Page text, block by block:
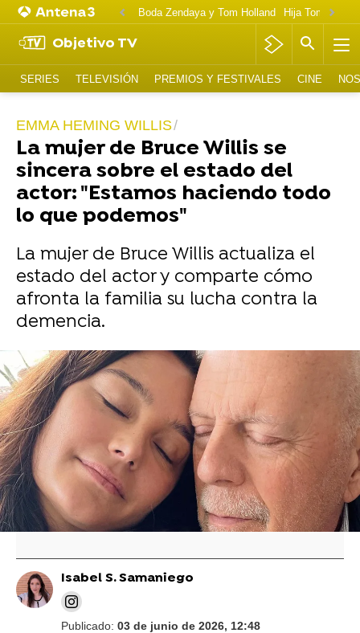
Boda Zendaya y Tom Holland Hija Tom
Objetivo TV
SERIES TELEVISIÓN PREMIOS Y FESTIVALES CINE
EMMA HEMING WILLIS
La mujer de Bruce Willis se
sincera sobre el estado del
actor: "Estamos haciendo todo
lo que podemos"
La mujer de Bruce Willis actualiza el
estado del actor y comparte cómo
afronta la familia su lucha contra la
demencia.
Vídeo: Getty | Foto: Instagram Emma Heming
Rumer Willis habla emocionada sobre la
enfermedad de Bruce Willis y el vínculo
con su nieta: "No sé si mis hermanas
tendrán esa oportunidad"
Isabel S. Samaniego
Publicado: 03 de junio de 2026, 12:48